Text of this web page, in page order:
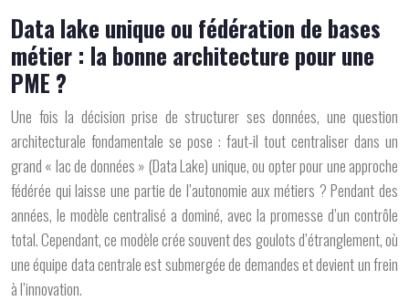
Data lake unique ou fédération de bases
métier : la bonne architecture pour une
PME ?
Une fois la décision prise de structurer ses données, une question
architecturale fondamentale se pose : faut-il tout centraliser dans un
grand « lac de données » (Data Lake) unique, ou opter pour une approche
fédérée qui laisse une partie de l’autonomie aux métiers ? Pendant des
années, le modèle centralisé a dominé, avec la promesse d’un contrôle
total. Cependant, ce modèle crée souvent des goulots d’étranglement, où
une équipe data centrale est submergée de demandes et devient un frein
à l’innovation.